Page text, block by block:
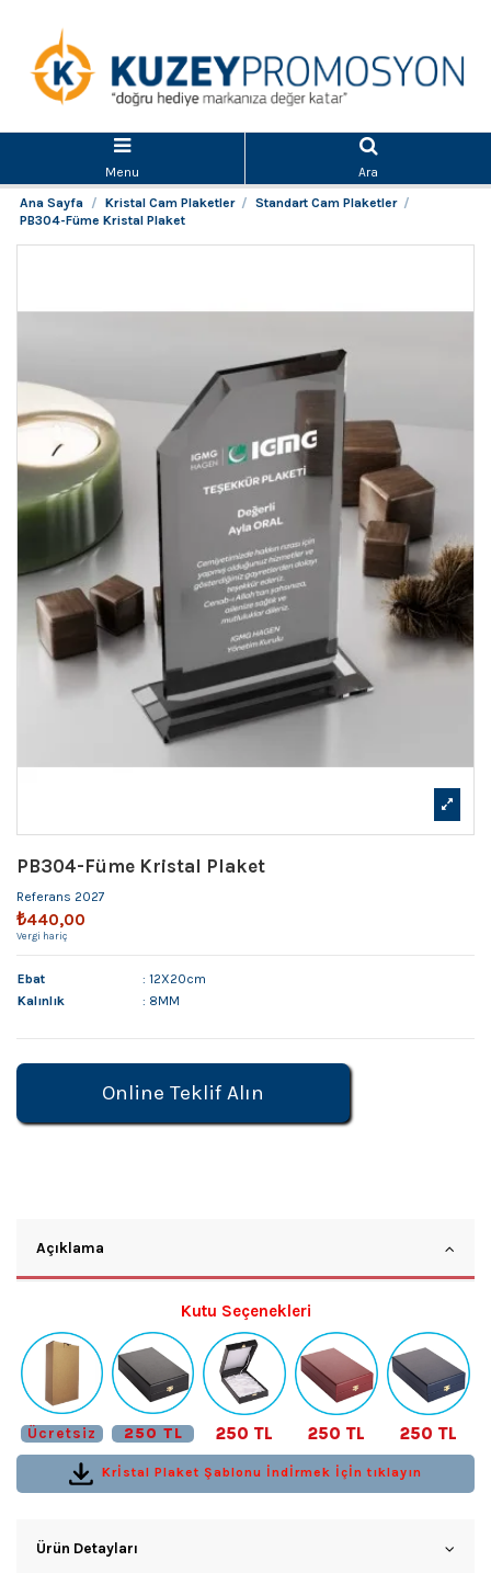
Menu
Ara
Ana Sayfa
Kristal Cam Plaketler
Standart Cam Plaketler
PB304-Füme Kristal Plaket
PB304-Füme Kristal Plaket
Referans 2027
₺440,00
Vergi hariç
Ebat
: 12X20cm
Kalınlık
: 8MM
Online Teklif Alın
Açıklama
Kutu Seçenekleri
Ücretsiz 250 TL 250 TL 250 TL 250 TL
Krİstal Plaket Şablonu İndİrmek İçİn tıklayın
Ürün Detayları